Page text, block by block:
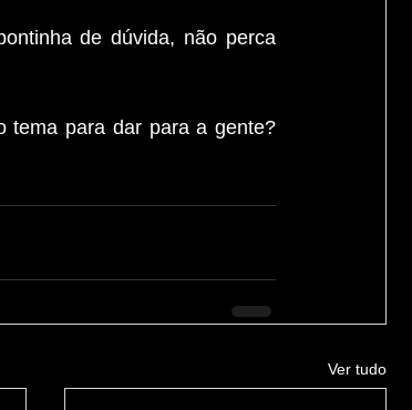
de dúvida, não perca
tema para dar para a gente?
Ver tudo